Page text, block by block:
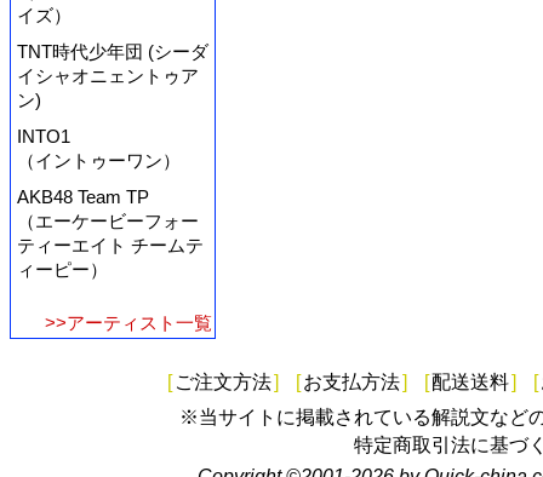
イズ）
TNT時代少年団 (シーダ
イシャオニェントゥア
ン)
INTO1
（イントゥーワン）
AKB48 Team TP
（エーケービーフォー
ティーエイト チームテ
ィーピー）
>>アーティスト一覧
[ ご注文方法] [お支払方法] [配送送料] [
※当サイトに掲載されている解説文など
特定商取引法に基づ